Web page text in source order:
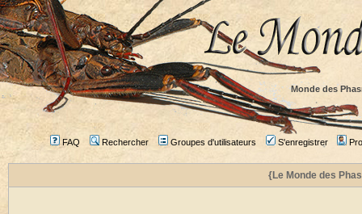
Monde des
FAQ Rechercher Groupes d'utilisateurs S'enregistrer
{Le Monde des